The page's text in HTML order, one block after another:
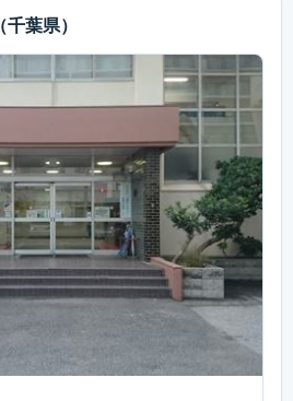
（千葉県）